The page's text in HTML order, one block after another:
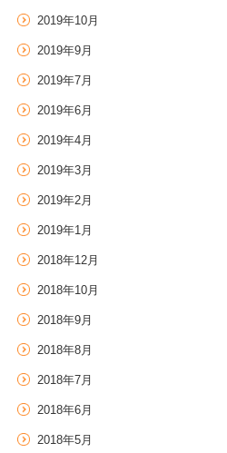
2019年10月
2019年9月
2019年7月
2019年6月
2019年4月
2019年3月
2019年2月
2019年1月
2018年12月
2018年10月
2018年9月
2018年8月
2018年7月
2018年6月
2018年5月